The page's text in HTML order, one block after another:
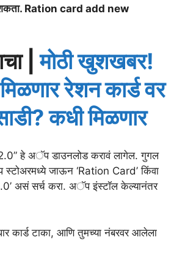
शकता. Ration card add new
|मोठी खुशखबर!
रेशन कार्ड वर
कधी मिळणार
2.0” हे अॅप डाउनलोड करावं लागेल. गुगल
स्टोअरमध्ये जाऊन ‘Ration Card’ किंवा
असं सर्च करा. अॅप इंस्टॉल केल्यानंतर
कार्ड टाका, आणि तुमच्या नंबरवर आलेला